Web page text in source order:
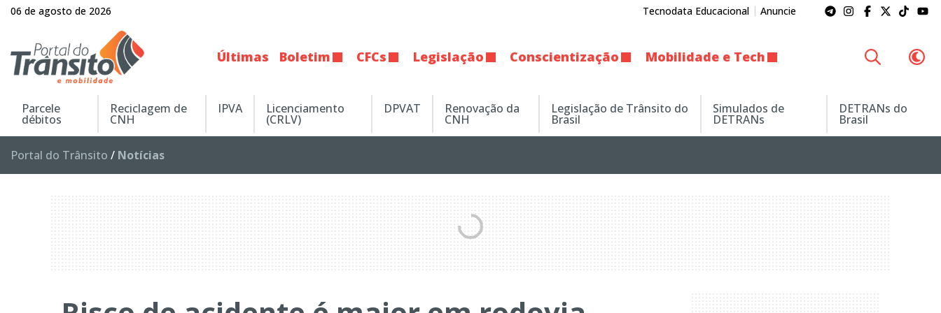
06 de agosto de 2026 Tecnodata Educacional Anuncie
Últimas Boletim CFCs Legislação Conscientização Mobilidade e Tech
Parcele
débitos
Reciclagem de
CNH
IPVA Licenciamento
(CRLV)
DPVAT Renovação da
CNH
Legislação de Trânsito do
Brasil
Simulados de
DETRANs
DETRANs do
Brasil
Portal do Trânsito / Notícias